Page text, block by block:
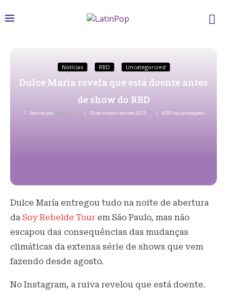
Notícias RBD Uncategorized
Dulce María revela que está doente antes
de show do RBD
Escrito por Redacao 13 de novembro de 2023 938Visualizações
Dulce María entregou tudo na noite de abertura
da Soy Rebelde Tour em São Paulo, mas não
escapou das consequências das mudanças
climáticas da extensa série de shows que vem
fazendo desde agosto.
No Instagram, a ruiva revelou que está doente.